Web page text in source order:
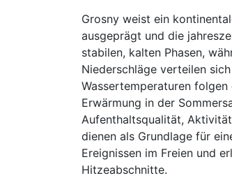
Grosny weist ein
ausgeprägt und die
stabilen, kalten Phasen,
Niederschläge verteilen
Wassertemperaturen
Erwärmung in der
Aufenthaltsqualität,
dienen als Grundlage für
Ereignissen im Freien und
Hitzeabschnitte.